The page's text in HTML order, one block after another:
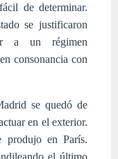
de determinar.
se justificaron
a un régimen
consonancia con
se quedó de
en el exterior.
produjo en París.
el último